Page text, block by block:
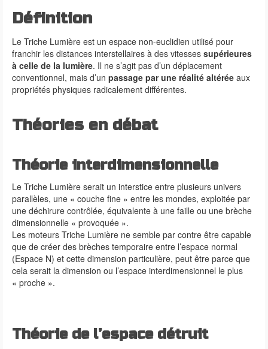
Définition
Le Triche Lumière est un espace non-euclidien utilisé pour
franchir les distances interstellaires à des vitesses supérieures
à celle de la lumière. Il ne s’agit pas d’un déplacement
conventionnel, mais d’un passage par une réalité altérée aux
propriétés physiques radicalement différentes.
Théories en débat
Théorie interdimensionnelle
Le Triche Lumière serait un interstice entre plusieurs univers
parallèles, une « couche fine » entre les mondes, exploitée par
une déchirure contrôlée, équivalente à une faille ou une brèche
dimensionnelle « provoquée ».
Les moteurs Triche Lumière ne semble par contre être capable
que de créer des brèches temporaire entre l’espace normal
(Espace N) et cette dimension particulière, peut être parce que
cela serait la dimension ou l’espace interdimensionnel le plus
« proche ».
Théorie de l’espace détruit